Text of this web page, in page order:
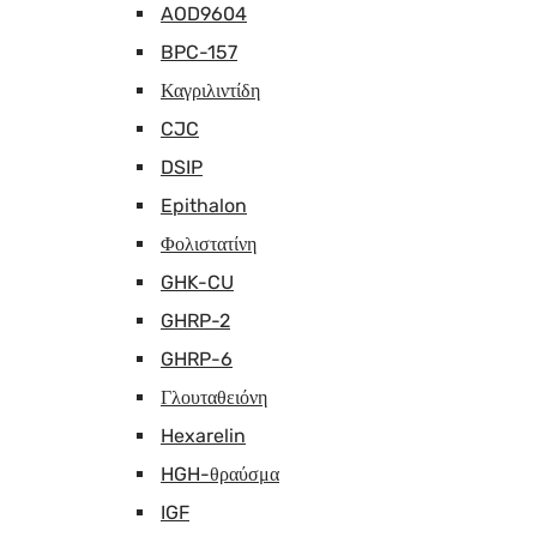
AOD9604
BPC-157
Καγριλιντίδη
CJC
DSIP
Epithalon
Φολιστατίνη
GHK-CU
GHRP-2
GHRP-6
Γλουταθειόνη
Hexarelin
HGH-θραύσμα
IGF